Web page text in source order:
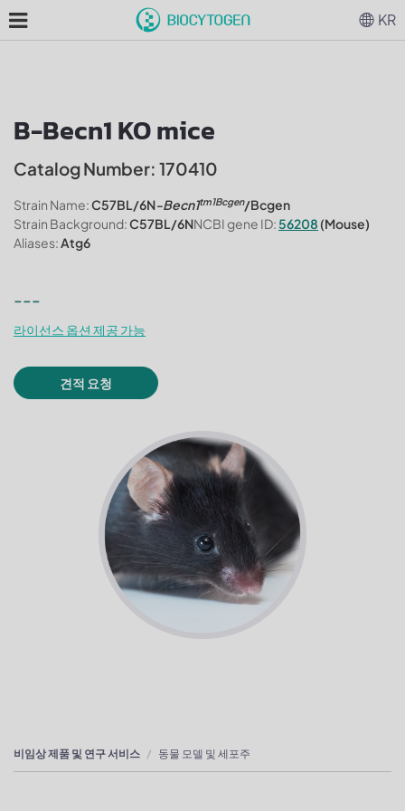
B-Becn1 KO mice
Catalog Number: 170410
Strain Name:C57BL/6N-Becn1tm1Bcgen/Bcgen
Strain Background:C57BL/6NNCBI gene ID:56208 (Mouse)
Aliases:Atg6
---
라이선스 옵션 제공 가능
견적 요청
비임상 제품 및 연구 서비스 동물 모델 및 세포주
KR